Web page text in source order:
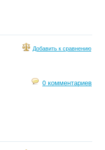
Добавить к сравнению
0 комментариев